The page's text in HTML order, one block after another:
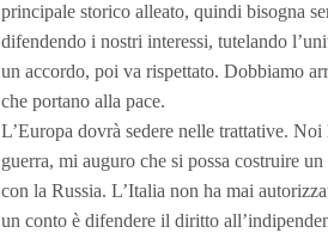
principale storico alleato, quindi bisogna
difendendo i nostri interessi, tutelando
un accordo, poi va rispettato. Dobbiamo
che portano alla pace.
L’Europa dovrà sedere nelle trattative.
guerra, mi auguro che si possa costruire
con la Russia. L’Italia non ha mai
un conto è difendere il diritto